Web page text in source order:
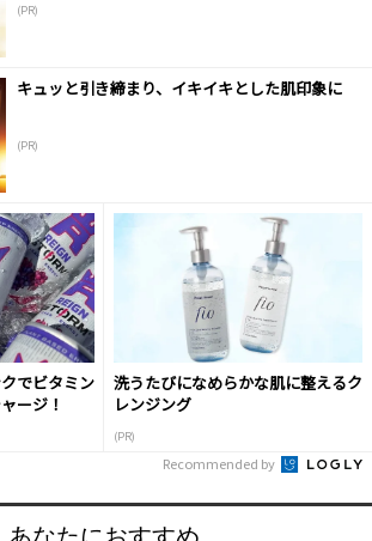
(PR)
キュッと引き締まり、イキイキとした肌印象に
(PR)
でビタミン
ージ！
洗うたびになめらかな肌に整えるク
レンジング
(PR)
Recommended by